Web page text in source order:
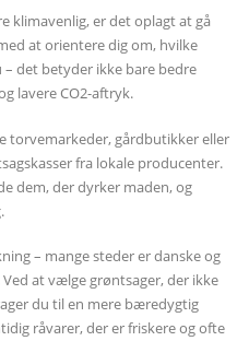
klimavenlig, er det oplagt at gå
at orientere dig om, hvilke
det betyder ikke bare bedre
lavere CO2-aftryk.
torvemarkeder, gårdbutikker eller
fra lokale producenter.
dem, der dyrker maden, og
– mange steder er danske og
at vælge grøntsager, der ikke
du til en mere bæredygtig
råvarer, der er friskere og ofte